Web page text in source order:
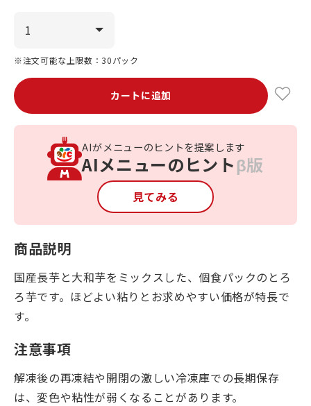
※注文可能な上限数：30パック
カートに追加
AIがメニューのヒントを提案します
AIメニューのヒントβ版
見てみる
商品説明
国産長芋と大和芋をミックスした、個食パックのとろ
ろ芋です。ほどよい粘りとお求めやすい価格が特長で
す。
注意事項
解凍後の再凍結や開閉の激しい冷凍庫での長期保存
は、変色や粘性が弱くなることがあります。